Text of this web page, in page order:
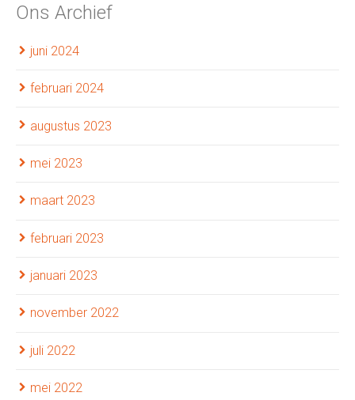
Ons Archief
juni 2024
februari 2024
augustus 2023
mei 2023
maart 2023
februari 2023
januari 2023
november 2022
juli 2022
mei 2022